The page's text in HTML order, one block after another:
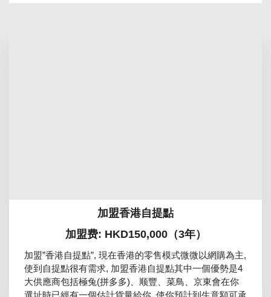
加盟香港自提點
加盟费: HKD150,000（3年）
加盟”香港自提點”, 現在香港的零售模式微微以網購為主,
使到自提點很有需求, 加盟香港自提點其中一個優勢是4
大供應商包括極兔(拼多多)、顺豐、菜鳥、京東會在你
選址時已經有一個估計貨量給你, 使你預計到生意額可承